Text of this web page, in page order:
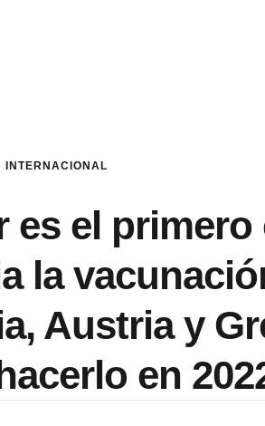
INTERNACIONAL
es el
la
Austria y
en